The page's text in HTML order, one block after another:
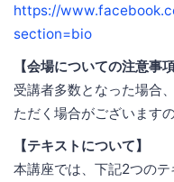
https://
section=bio
【会場についての注意事項
受講者多数となった場合
ただく場合がございます
【テキストについて】
本講座では、下記2つのテ